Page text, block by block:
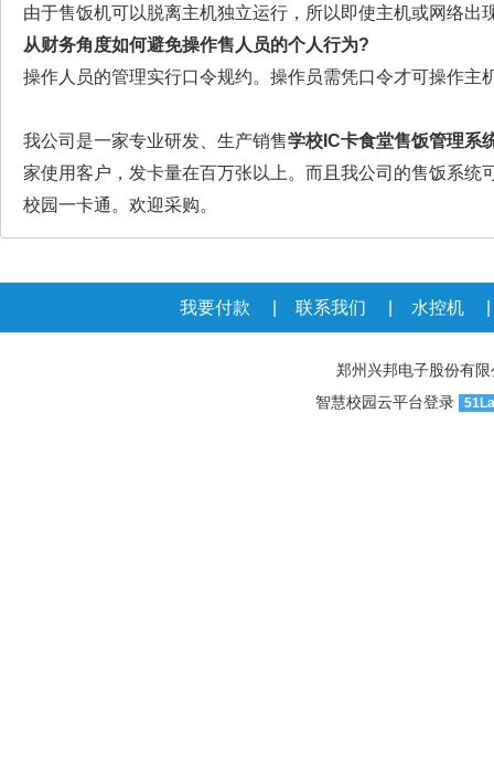
由于售饭机可以脱离主机独立运行，所以即使主机或网络出
从财务角度如何避免操作售人员的个人行为?
操作人员的管理实行口令规约。操作员需凭口令才可操作主
我公司是一家专业研发、生产销售学校IC卡食堂售饭管理系
家使用客户，发卡量在百万张以上。而且我公司的售饭系
校园一卡通。欢迎采购。
我要付款 联系我们 水控机
郑州兴邦电子股份有
智慧校园云平台登录
51La